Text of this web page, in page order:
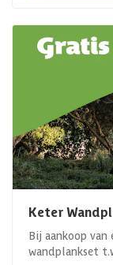
Keter
Bij aankoop
wandplankset